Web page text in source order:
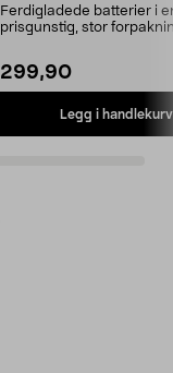
pakning
Ferdigladede batterier i
prisgunstig, stor
299,90
Legg i handlekurv